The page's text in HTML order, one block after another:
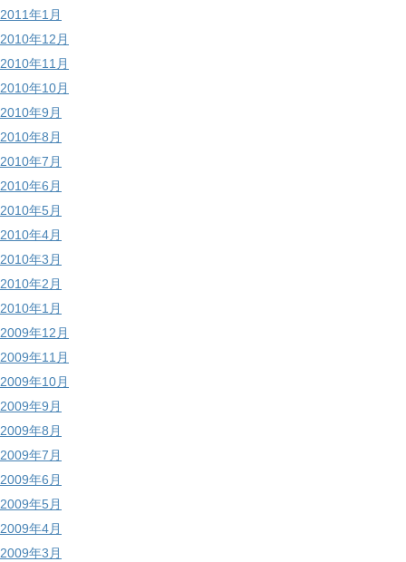
2011年1月
2010年12月
2010年11月
2010年10月
2010年9月
2010年8月
2010年7月
2010年6月
2010年5月
2010年4月
2010年3月
2010年2月
2010年1月
2009年12月
2009年11月
2009年10月
2009年9月
2009年8月
2009年7月
2009年6月
2009年5月
2009年4月
2009年3月